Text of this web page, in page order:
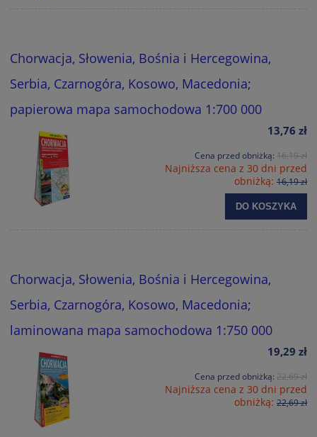
Chorwacja, Słowenia, Bośnia i Hercegowina,
Serbia, Czarnogóra, Kosowo, Macedonia;
papierowa mapa samochodowa 1:700 000
13,76 zł
Cena przed obniżką: 16,19 zł
Najniższa cena z 30 dni przed
obniżką: 16,19 zł
DO KOSZYKA
Chorwacja, Słowenia, Bośnia i Hercegowina,
Serbia, Czarnogóra, Kosowo, Macedonia;
laminowana mapa samochodowa 1:750 000
19,29 zł
Cena przed obniżką: 22,69 zł
Najniższa cena z 30 dni przed
obniżką: 22,69 zł